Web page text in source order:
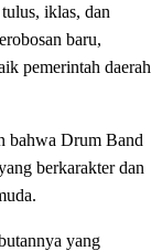
iklas, dan
baru,
pemerintah daerah
bahwa Drum Band
berkarakter dan
yang